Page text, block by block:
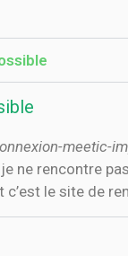
meetic-
ne rencontre
le site de